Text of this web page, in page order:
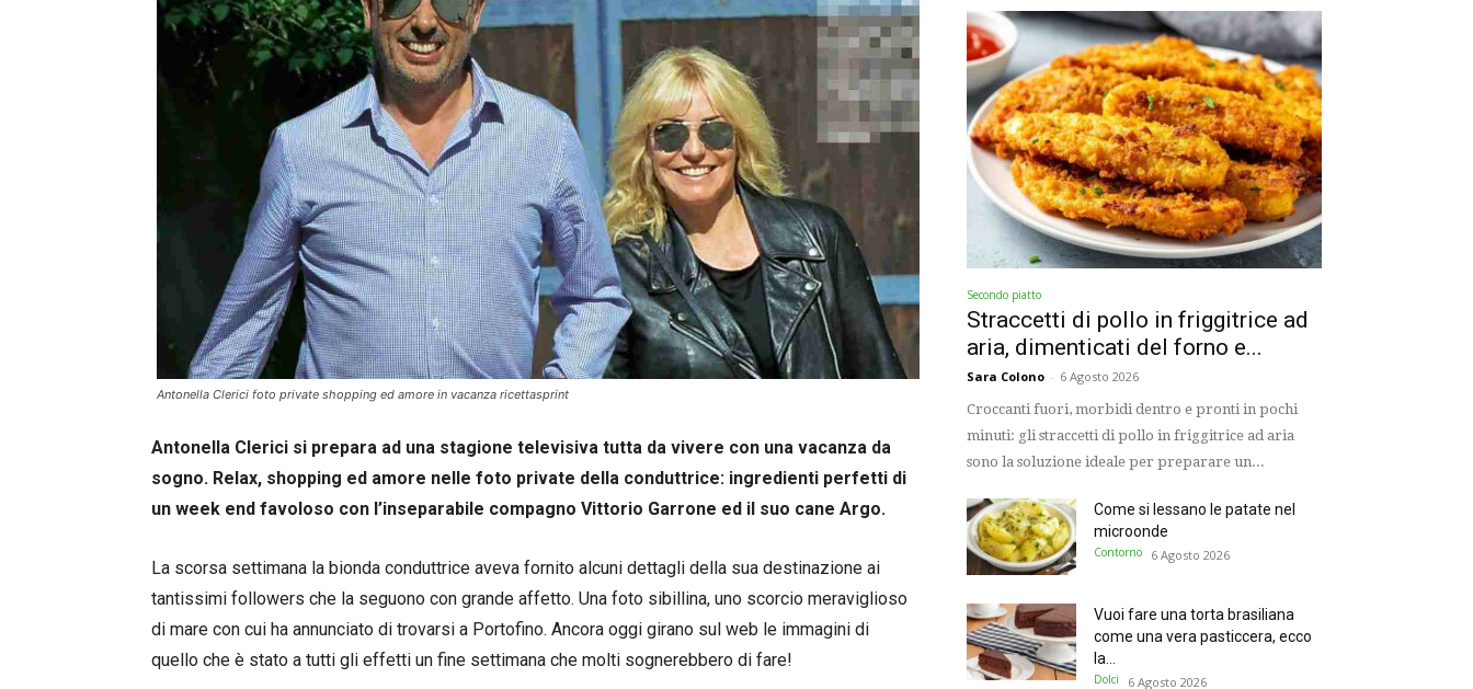
Antonella Clerici foto private shopping ed amore in vacanza ricettasprint
Antonella Clerici si prepara ad una stagione televisiva tutta da vivere con una vacanza da
sogno. Relax, shopping ed amore nelle foto private della conduttrice: ingredienti perfetti di
un week end favoloso con l’inseparabile compagno Vittorio Garrone ed il suo cane Argo.
La scorsa settimana la bionda conduttrice aveva fornito alcuni dettagli della sua destinazione ai
tantissimi followers che la seguono con grande affetto. Una foto sibillina, uno scorcio meraviglioso
di mare con cui ha annunciato di trovarsi a Portofino. Ancora oggi girano sul web le immagini di
quello che è stato a tutti gli effetti un fine settimana che molti sognerebbero di fare!
Secondo piatto
Straccetti di pollo in friggitrice ad
aria, dimenticati del forno e...
Sara Colono - 6 Agosto 2026
Croccanti fuori, morbidi dentro e pronti in pochi
minuti: gli straccetti di pollo in friggitrice ad aria
sono la soluzione ideale per preparare un...
Come si lessano le patate nel
microonde
Contorno 6 Agosto 2026
Vuoi fare una torta brasiliana
come una vera pasticcera, ecco
la...
Dolci 6 Agosto 2026